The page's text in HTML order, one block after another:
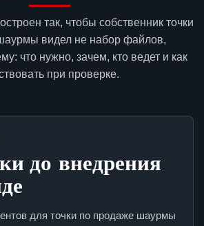
так, чтобы собственник точки
видел не набор файлов,
что нужно, зачем, кто ведет и как
при проверке.
до внедрения
для точки по продаже шаурмы